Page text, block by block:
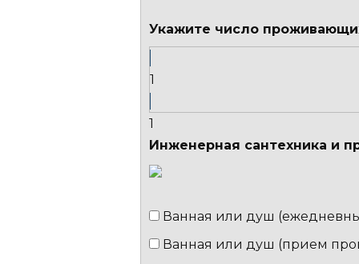
Укажите число
1
1
Инженерная сантехника и
Ванная или душ
Ванная или душ (прием